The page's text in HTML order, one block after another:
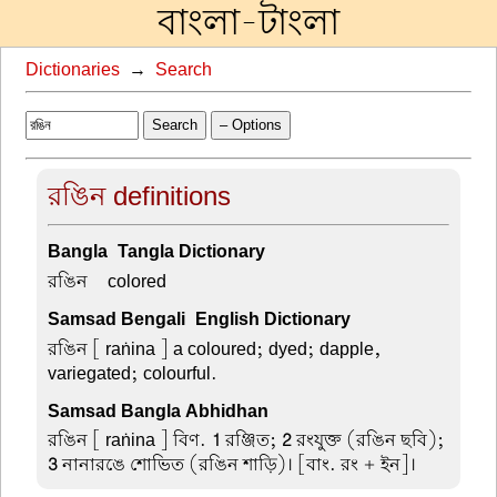
বাংলা-টাংলা
Dictionaries → Search
Search – Options
রঙিন definitions
Bangla-Tangla Dictionary
রঙিন –colored
Samsad Bengali-English Dictionary
রঙিন [ raṅina ] a coloured; dyed; dapple,
variegated; colourful.
Samsad Bangla Abhidhan
রঙিন [ raṅina ] বিণ. 1 রঞ্জিত; 2রংযুক্ত (রঙিন ছবি);
3নানারঙে শোভিত (রঙিন শাড়ি)। [বাং. রং + ইন]।